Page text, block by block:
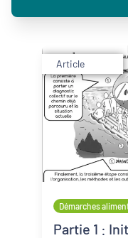
Article
Démarches
Partie 1 :